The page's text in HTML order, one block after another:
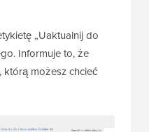
„Uaktualnij do
Informuje to, że
którą możesz chcieć